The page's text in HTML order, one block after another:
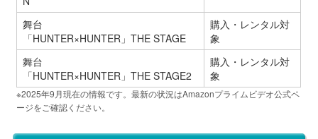
舞台
「HUNTER×HUNTER」THE STAGE
購入・レンタル対
象
舞台
「HUNTER×HUNTER」THE STAGE2
購入・レンタル対
象
※2025年9月現在の情報です。最新の状況はAmazonプライムビデオ公式ペ
ージをご確認ください。